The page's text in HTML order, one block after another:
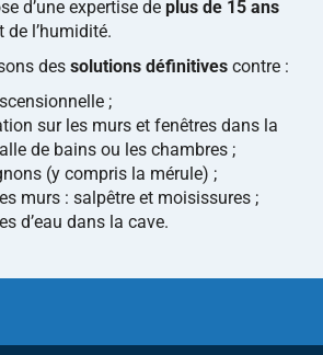
d’une expertise de plus de 15 ans
l’humidité.
des solutions définitives contre :
;
sur les murs et fenêtres dans la
de bains ou les chambres ;
(y compris la mérule) ;
murs : salpêtre et moisissures ;
d’eau dans la cave.